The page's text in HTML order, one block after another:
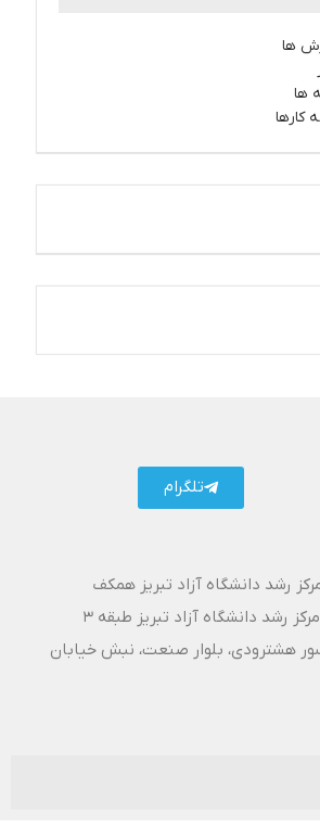
ها
ها
کارها
اینستاگرام کارتال
تلگرام
رشد دانشگاه آزاد تبریز همکف
رشد دانشگاه آزاد تبریز طبقه 3
صنعتی پرفسور هشترودی، بلوار صنعت، نبش خیابان